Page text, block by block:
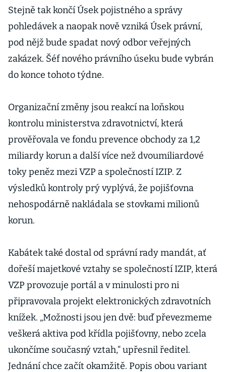
Stejně tak končí Úsek pojistného a správy
pohledávek a naopak nově vzniká Úsek právní,
pod nějž bude spadat nový odbor veřejných
zakázek. Šéf nového právního úseku bude vybrán
do konce tohoto týdne.
Organizační změny jsou reakcí na loňskou
kontrolu ministerstva zdravotnictví, která
prověřovala ve fondu prevence obchody za 1,2
miliardy korun a další více než dvoumiliardové
toky peněz mezi VZP a společností IZIP. Z
výsledků kontroly prý vyplývá, že pojišťovna
nehospodárně nakládala se stovkami milionů
korun.
Kabátek také dostal od správní rady mandát, ať
dořeší majetkové vztahy se společností IZIP, která
VZP provozuje portál a v minulosti pro ni
připravovala projekt elektronických zdravotních
knížek. „Možnosti jsou jen dvě: buď převezmeme
veškerá aktiva pod křídla pojišťovny, nebo zcela
ukončíme současný vztah,“ upřesnil ředitel.
Jednání chce začít okamžitě. Popis obou variant